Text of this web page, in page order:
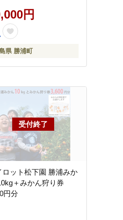
円
県 勝浦町
ロット松下園 勝浦みか
＋みかん狩り券
円分